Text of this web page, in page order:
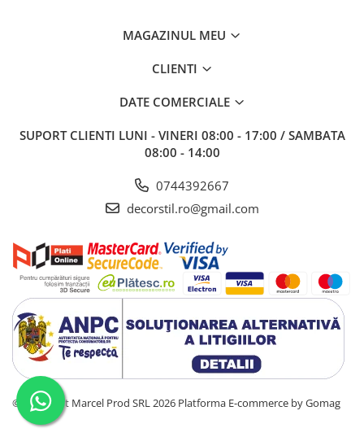
MAGAZINUL MEU
CLIENTI
DATE COMERCIALE
SUPORT CLIENTI LUNI - VINERI 08:00 - 17:00 / SAMBATA
08:00 - 14:00
0744392667
decorstil.ro@gmail.com
©Copyright Marcel Prod SRL 2026 Platforma E-commerce by Gomag